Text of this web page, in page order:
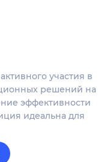
участия в
решений на
эффективности
идеальна для